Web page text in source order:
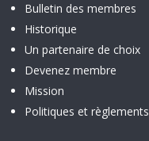
Bulletin des membres
Historique
Un partenaire de choix
Devenez membre
Mission
Politiques et règlements